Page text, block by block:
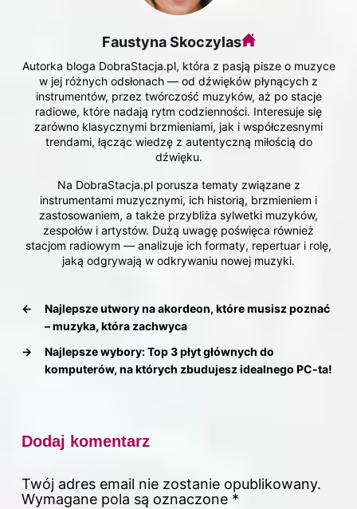
Faustyna Skoczylas
Autorka bloga DobraStacja.pl, która z pasją pisze o muzyce
w jej różnych odsłonach — od dźwięków płynących z
instrumentów, przez twórczość muzyków, aż po stacje
radiowe, które nadają rytm codzienności. Interesuje się
zarówno klasycznymi brzmieniami, jak i współczesnymi
trendami, łącząc wiedzę z autentyczną miłością do
dźwięku.
Na DobraStacja.pl porusza tematy związane z
instrumentami muzycznymi, ich historią, brzmieniem i
zastosowaniem, a także przybliża sylwetki muzyków,
zespołów i artystów. Dużą uwagę poświęca również
stacjom radiowym — analizuje ich formaty, repertuar i rolę,
jaką odgrywają w odkrywaniu nowej muzyki.
←
Najlepsze utwory na akordeon, które musisz poznać
– muzyka, która zachwyca
→
Najlepsze wybory: Top 3 płyt głównych do
komputerów, na których zbudujesz idealnego PC-ta!
Dodaj komentarz
Twój adres email nie zostanie opublikowany.
Wymagane pola są oznaczone *